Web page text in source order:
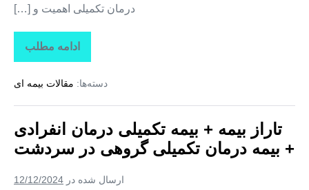
درمان تکمیلی اهمیت و […]
ادامه مطلب
تاراز
بیمه
بیمه
درمان
+
بیمه
درمان
تکمیلی
در
دسته‌ها: مقالات بیمه ای
تاراز بیمه + بیمه تکمیلی درمان انفرادی
+ بیمه درمان تکمیلی گروهی در سردشت
ارسال شده در 12/12/2024